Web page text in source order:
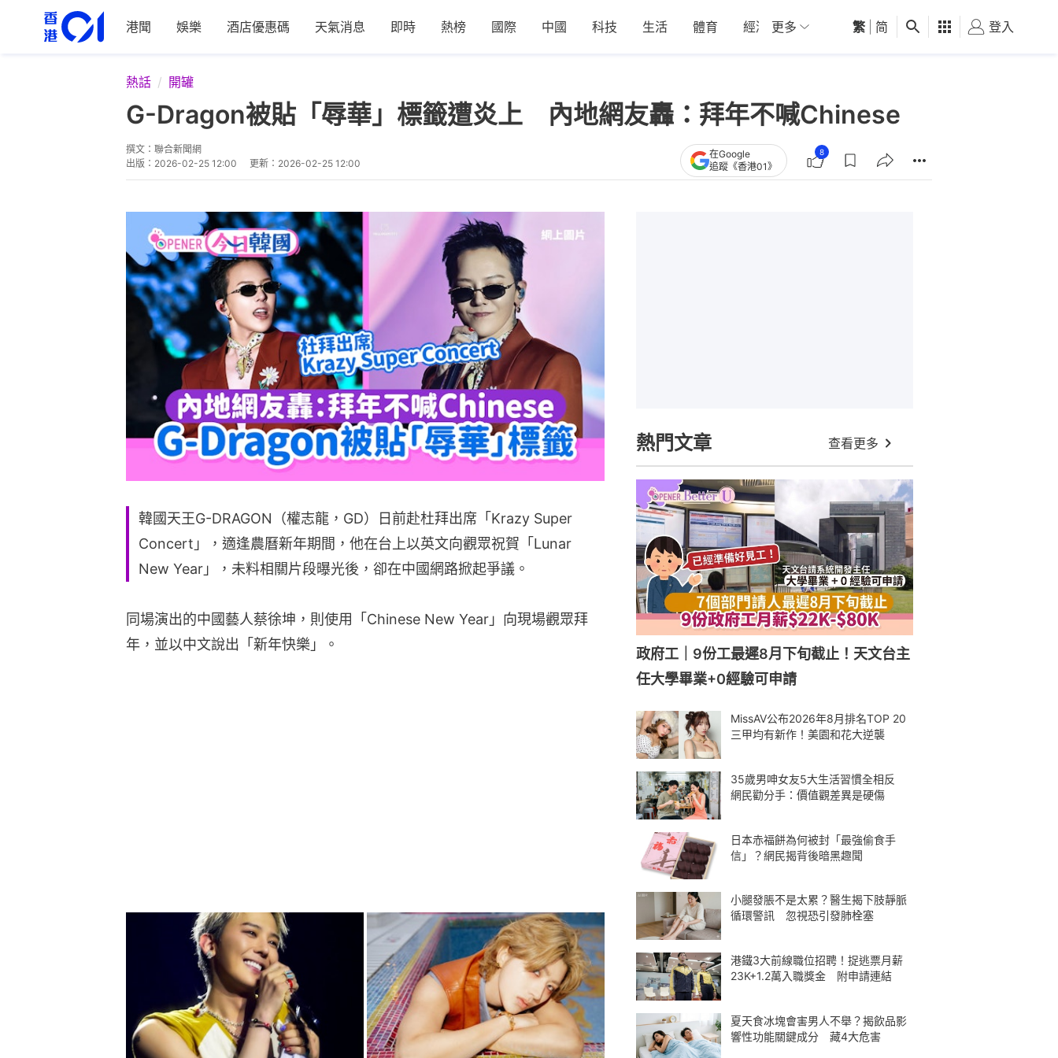
港聞 娛樂 酒店優惠碼 天氣消息 即時 熱榜 國際 中國 科技 生活 體育 經濟 01深圳 觀點 健康 好食玩飛
更多 繁 简 登入
熱話 開罐
G-Dragon被貼「辱華」標籤遭炎上 內地網友轟：拜年不喊Chinese
撰文： 聯合新聞網
出版： 2026-02-25 12:00 更新： 2026-02-25 12:00
在Google
追蹤《香港01》
8
韓國天王G-DRAGON（權志龍，GD）日前赴杜拜出席「Krazy Super
Concert」，適逢農曆新年期間，他在台上以英文向觀眾祝賀「Lunar
New Year」，未料相關片段曝光後，卻在中國網路掀起爭議。
同場演出的中國藝人蔡徐坤，則使用「Chinese New Year」向現場觀眾拜
年，並以中文說出「新年快樂」。
熱門文章 查看更多
政府工｜9份工最遲8月下旬截止！天文台主
任大學畢業+0經驗可申請
MissAV公布2026年8月排名TOP 20
三甲均有新作！美園和花大逆襲
35歲男呻女友5大生活習慣全相反
網民勸分手：價值觀差異是硬傷
日本赤福餅為何被封「最強偷食手
信」？網民揭背後暗黑趣聞
小腿發脹不是太累？醫生揭下肢靜脈
循環警訊 忽視恐引發肺栓塞
港鐵3大前線職位招聘！捉逃票月薪
23K+1.2萬入職獎金 附申請連結
夏天食冰塊會害男人不舉？揭飲品影
響性功能關鍵成分 藏4大危害